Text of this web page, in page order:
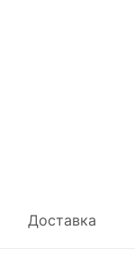
Доставка